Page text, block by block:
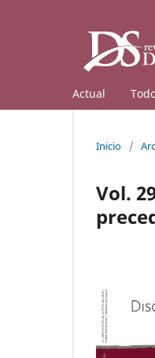
Actual
Inicio /
Vol.